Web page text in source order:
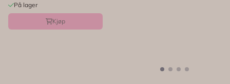
På lager
Kjøp